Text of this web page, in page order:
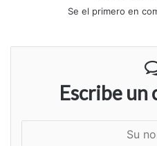
Se el primero en
Escribe